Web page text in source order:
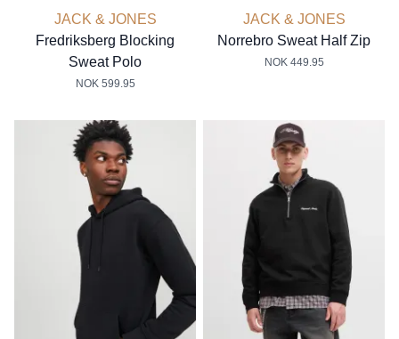
JACK & JONES
Fredriksberg Blocking
Sweat Polo
NOK 599.95
JACK & JONES
Norrebro Sweat Half Zip
NOK 449.95